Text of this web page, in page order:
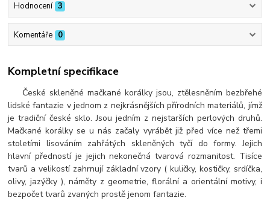
Hodnocení 3
Komentáře 0
Kompletní specifikace
České skleněné mačkané korálky jsou, ztělesněním bezbřehé
lidské fantazie v jednom z nejkrásnějších přírodních materiálů, jímž
je tradiční české sklo. Jsou jedním z nejstarších perlových druhů.
Mačkané korálky se u nás začaly vyrábět již před více než třemi
stoletími lisováním zahřátých skleněných tyčí do formy. Jejich
hlavní předností je jejich nekonečná tvarová rozmanitost. Tisíce
tvarů a velikostí zahrnují základní vzory ( kuličky, kostičky, srdíčka,
olivy, jazýčky ), náměty z geometrie, florální a orientální motivy, i
bezpočet tvarů zvaných prostě jenom fantazie.